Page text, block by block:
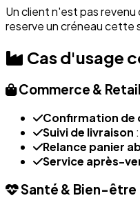
Un client n'est pas revenu
reserve un créneau cette
Cas d'usage
Commerce & Retail
Confirmation de
Suivi de livraison
Relance panier
Service après-
Santé & Bien-être